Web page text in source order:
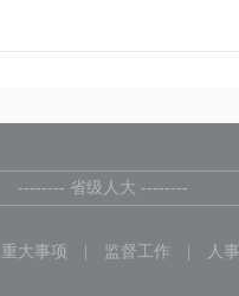
-------- 省级人大 --------
重大事项 监督工作 人